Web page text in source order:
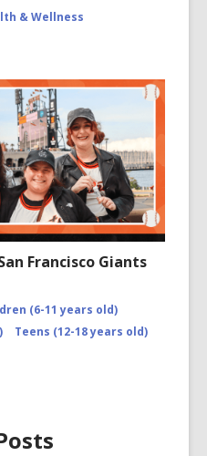
& Wellness
Francisco Giants
(6-11 years old)
Teens (12-18 years old)